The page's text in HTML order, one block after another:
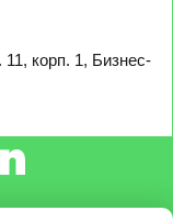
11, корп. 1, Бизнес-